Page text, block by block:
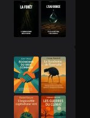
le code. C'est gratuit à